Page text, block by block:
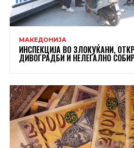
МАКЕДОНИЈА
ИНСПЕКЦИЈА ВО ЗЛОКУЌАНИ,
ДИВОГРАДБИ И НЕЛЕГАЛНО